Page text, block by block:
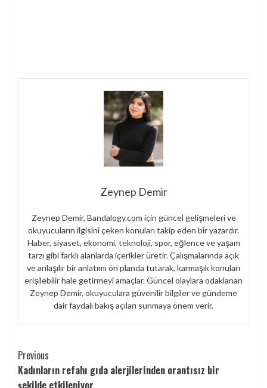
Zeynep Demir
Zeynep Demir, Bandalogy.com için güncel gelişmeleri ve
okuyucuların ilgisini çeken konuları takip eden bir yazardır.
Haber, siyaset, ekonomi, teknoloji, spor, eğlence ve yaşam
tarzı gibi farklı alanlarda içerikler üretir. Çalışmalarında açık
ve anlaşılır bir anlatımı ön planda tutarak, karmaşık konuları
erişilebilir hale getirmeyi amaçlar. Güncel olaylara odaklanan
Zeynep Demir, okuyuculara güvenilir bilgiler ve gündeme
dair faydalı bakış açıları sunmaya önem verir.
Continue
Reading
Previous
Kadınların refahı gıda alerjilerinden orantısız bir
şekilde etkileniyor